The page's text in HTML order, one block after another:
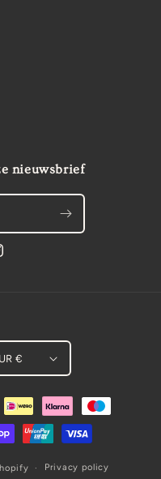
nieuwsbrief
Netherlands | EUR €
Privacy policy